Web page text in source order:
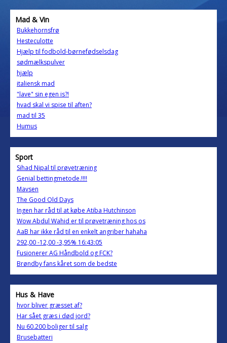
Mad & Vin
Bukkehornsfrø
Hesteculotte
Hjælp til fodbold-børnefødselsdag
sødmælkspulver
hjælp
italiensk mad
"lave" sin egen is?!
hvad skal vi spise til aften?
mad til 35
Humus
Sport
Sihad Nipal til prøvetræning
Genial bettingmetode.!!!!
Mavsen
The Good Old Days
Ingen har råd til at købe Atiba Hutchinson
Wow Abdul Wahid er til prøvetræning hos os
AaB har ikke råd til en enkelt angriber hahaha
292,00 -12,00 -3,95% 16:43:05
Fusionerer AG Håndbold og FCK?
Brøndby fans kåret som de bedste
Hus & Have
hvor bliver græsset af?
Har sået græs i død jord?
Nu 60.200 boliger til salg
Brusebatteri